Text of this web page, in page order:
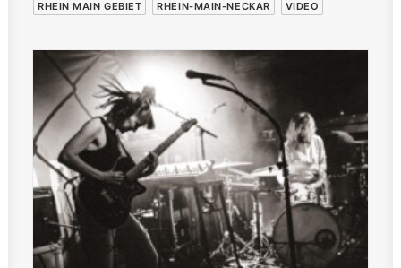
RHEIN MAIN GEBIET RHEIN-MAIN-NECKAR VIDEO